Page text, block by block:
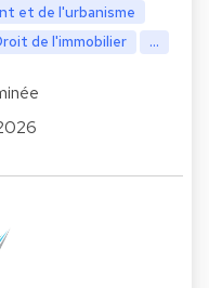
et de l'urbanisme
de l'immobilier ...